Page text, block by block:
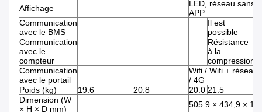
Affichage
LED, réseau sans
APP
Communication
avec le BMS
Il est
possible
Communication
avec le
compteur
Résistance
à la
compression
Communication
avec le portail
Wifi / Wifi + réseau
/ 4G
Poids (kg)
19.6 20.8 20.0 21.5
Dimension (W
× H × D mm)
505.9 × 434,9 ×